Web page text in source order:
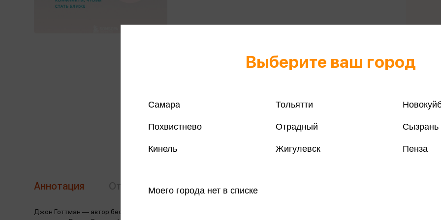
Поделиться
Аннотация Наличие в магазинах
Джон Готтман — автор бестселлеров «7 принципов счастливого брака» и «8 важных свиданий» (в соавторстве с
Выберите ваш город
Самара Тольятти
Похвистнево Отрадный Сызрань
Кинель Жигулевск Пенза
Моего города нет в списке